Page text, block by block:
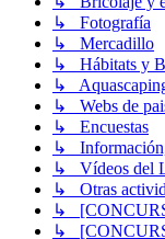
↳ Fotografía
↳ Mercadillo
↳ Hábitats y
↳
↳ Webs de
↳ Encuestas
↳ Información,
↳ Vídeos del
↳ Otras
↳
↳